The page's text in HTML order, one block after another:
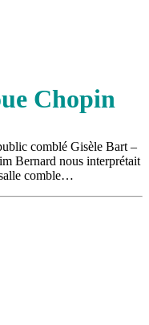
Chopin
comblé Gisèle Bart –
Bernard nous interprétait
comble…